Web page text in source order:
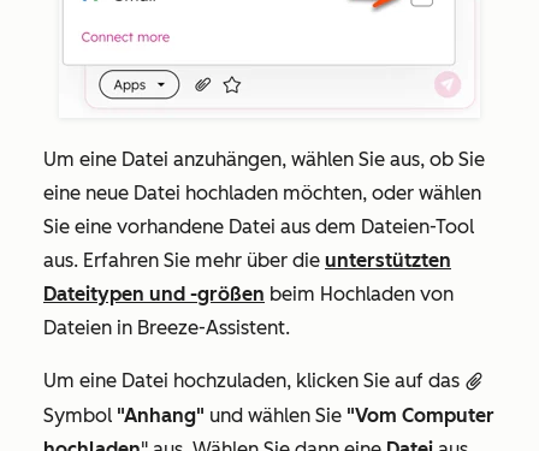
Um eine Datei anzuhängen, wählen Sie aus, ob Sie
eine neue Datei hochladen möchten, oder wählen
Sie eine vorhandene Datei aus dem Dateien-Tool
aus. Erfahren Sie mehr über die unterstützten
Dateitypen und -größen beim Hochladen von
Dateien in Breeze-Assistent.
Um eine Datei hochzuladen, klicken Sie auf das attach
Symbol "Anhang" und wählen Sie "Vom Computer